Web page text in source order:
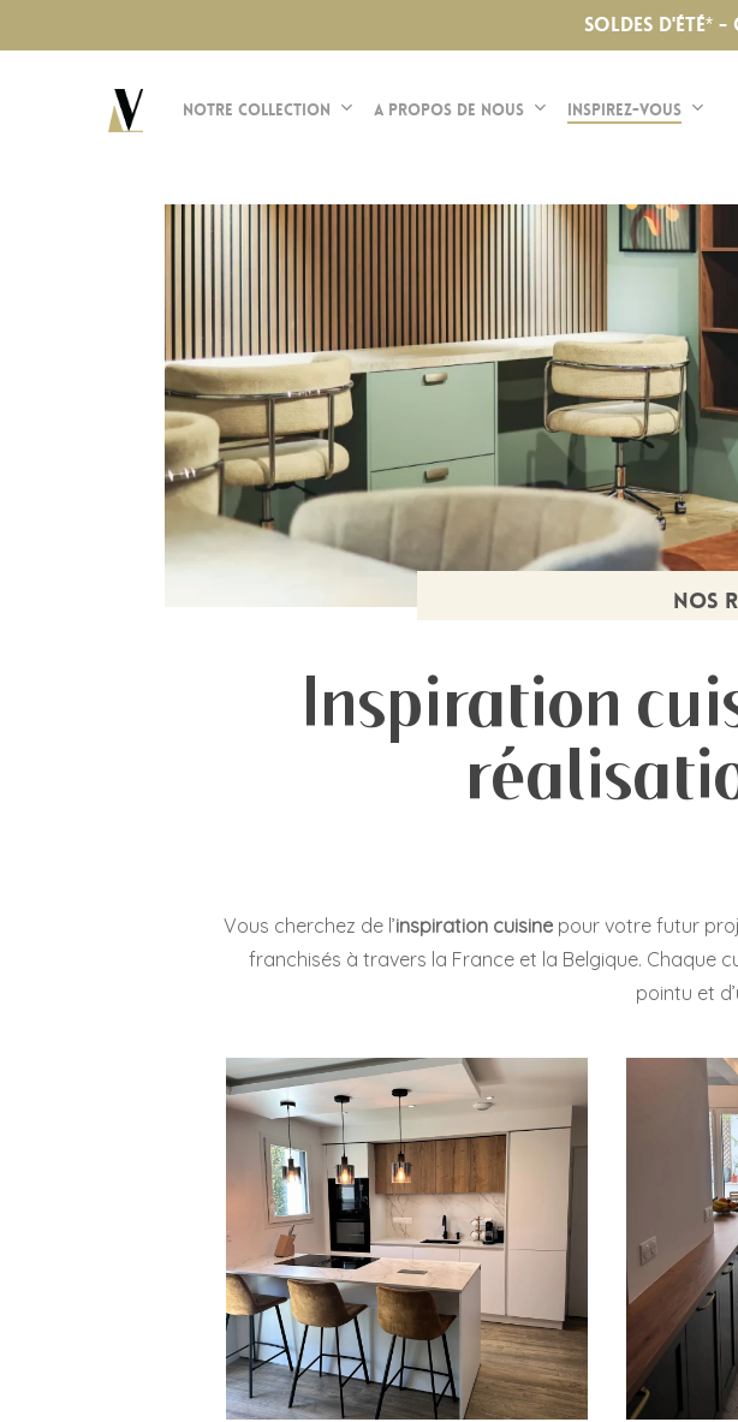
to
SOLDES D'ÉTÉ*
Notre Collection A propos de nous Inspirez-vous
Nos
Inspiration
Vous cherchez de l’inspiration cuisine pour votre futur
franchisés à travers la France et la Belgique. Chaque
pointu et